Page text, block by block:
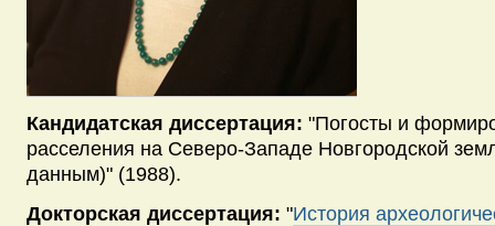
Кандидатская диссертация: "Погосты и
расселения на Северо-Западе Новгородской
данным)" (1988).
Докторская диссертация: "История